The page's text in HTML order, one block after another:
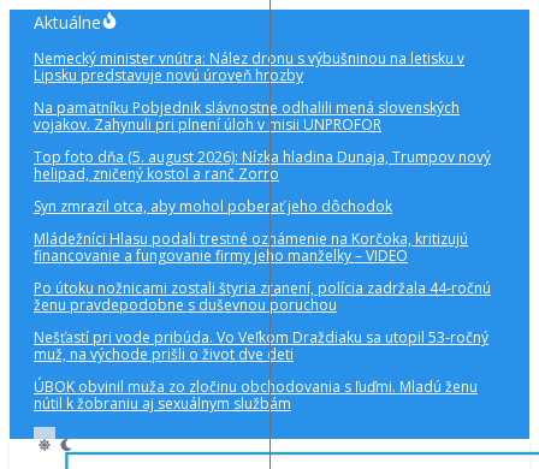
Preskočiť
obsah
Aktuálne
Nemecký minister vnútra: Nález dronu s výbušninou na letisku v
Lipsku predstavuje novú úroveň hrozby
Na pamätníku Pobjednik slávnostne odhalili mená slovenských
vojakov. Zahynuli pri plnení úloh v misii UNPROFOR
Top foto dňa (5. august 2026): Nízka hladina Dunaja, Trumpov nový
helipad, zničený kostol a ranč Zorro
Syn zmrazil otca, aby mohol poberať jeho dôchodok
Mládežníci Hlasu podali trestné oznámenie na Korčoka, kritizujú
financovanie a fungovanie firmy jeho manželky – VIDEO
Po útoku nožnicami zostali štyria zranení, polícia zadržala 44-ročnú
ženu pravdepodobne s duševnou poruchou
Nešťastí pri vode pribúda. Vo Veľkom Draždiaku sa utopil 53-ročný
muž, na východe prišli o život dve deti
ÚBOK obvinil muža zo zločinu obchodovania s ľuďmi. Mladú ženu
nútil k žobraniu aj sexuálnym službám